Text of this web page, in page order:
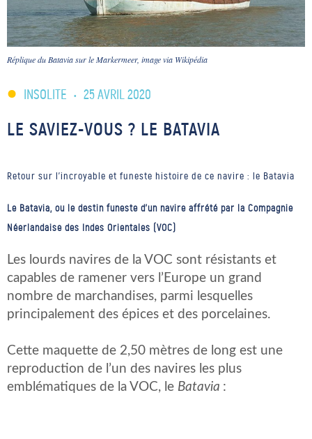
Réplique du Batavia sur le Markermeer, image via Wikipédia
INSOLITE • 25 AVRIL 2020
LE SAVIEZ-VOUS ? LE BATAVIA
Retour sur l'incroyable et funeste histoire de ce navire : le Batavia
Le Batavia, ou le destin funeste d’un navire affrété par la Compagnie
Néerlandaise des Indes Orientales (VOC)
Les lourds navires de la VOC sont résistants et
capables de ramener vers l’Europe un grand
nombre de marchandises, parmi lesquelles
principalement des épices et des porcelaines.
Cette maquette de 2,50 mètres de long est une
reproduction de l’un des navires les plus
emblématiques de la VOC, le Batavia :